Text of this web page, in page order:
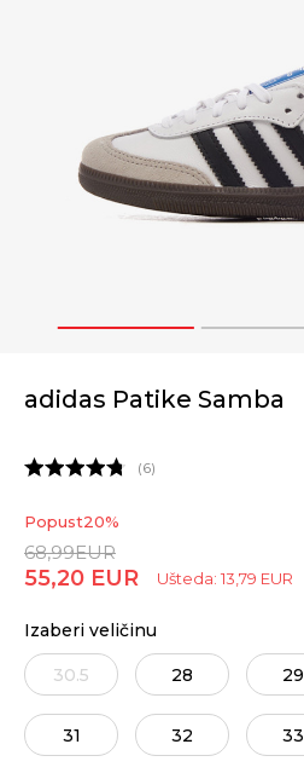
1 2
adidas Patike Samba
6
Popust20%
68,99EUR
55,20 EUR Ušteda: 13,79 EUR
Izaberi veličinu
30.5 28 29
31 32 33